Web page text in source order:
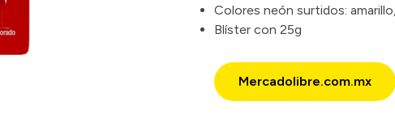
Colores neón surtidos:
Blíster con 25g
Mercadolibre.com.mx